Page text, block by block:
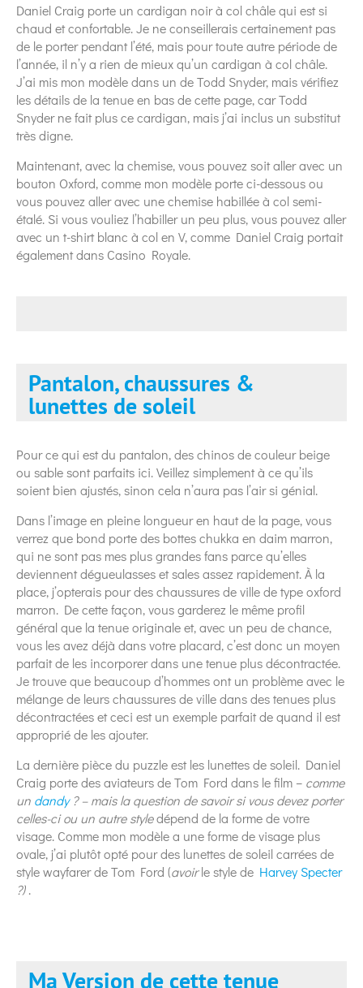
Daniel Craig porte un cardigan noir à col châle qui est si
chaud et confortable. Je ne conseillerais certainement pas
de le porter pendant l’été, mais pour toute autre période de
l’année, il n’y a rien de mieux qu’un cardigan à col châle.
J’ai mis mon modèle dans un de Todd Snyder, mais vérifiez
les détails de la tenue en bas de cette page, car Todd
Snyder ne fait plus ce cardigan, mais j’ai inclus un substitut
très digne.
Maintenant, avec la chemise, vous pouvez soit aller avec un
bouton Oxford, comme mon modèle porte ci-dessous ou
vous pouvez aller avec une chemise habillée à col semi-
étalé. Si vous vouliez l’habiller un peu plus, vous pouvez aller
avec un t-shirt blanc à col en V, comme Daniel Craig portait
également dans Casino Royale.
Pantalon, chaussures &
lunettes de soleil
Pour ce qui est du pantalon, des chinos de couleur beige
ou sable sont parfaits ici. Veillez simplement à ce qu’ils
soient bien ajustés, sinon cela n’aura pas l’air si génial.
Dans l’image en pleine longueur en haut de la page, vous
verrez que bond porte des bottes chukka en daim marron,
qui ne sont pas mes plus grandes fans parce qu’elles
deviennent dégueulasses et sales assez rapidement. À la
place, j’opterais pour des chaussures de ville de type oxford
marron. De cette façon, vous garderez le même profil
général que la tenue originale et, avec un peu de chance,
vous les avez déjà dans votre placard, c’est donc un moyen
parfait de les incorporer dans une tenue plus décontractée.
Je trouve que beaucoup d’hommes ont un problème avec le
mélange de leurs chaussures de ville dans des tenues plus
décontractées et ceci est un exemple parfait de quand il est
approprié de les ajouter.
La dernière pièce du puzzle est les lunettes de soleil. Daniel
Craig porte des aviateurs de Tom Ford dans le film – comme
un dandy? – mais la question de savoir si vous devez porter
celles-ci ou un autre styledépend de la forme de votre
visage. Comme mon modèle a une forme de visage plus
ovale, j’ai plutôt opté pour des lunettes de soleil carrées de
style wayfarer de Tom Ford (avoirle style de Harvey Specter
?).
Ma Version de cette tenue